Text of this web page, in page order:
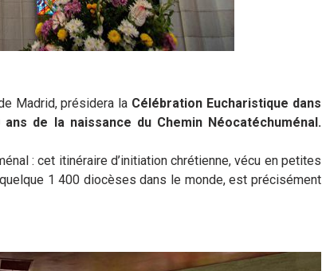
Madrid, présidera la Célébration Eucharistique dans
de la naissance du Chemin Néocatéchuménal.
: cet itinéraire d’initiation chrétienne, vécu en petites
1 400 diocèses dans le monde, est précisément